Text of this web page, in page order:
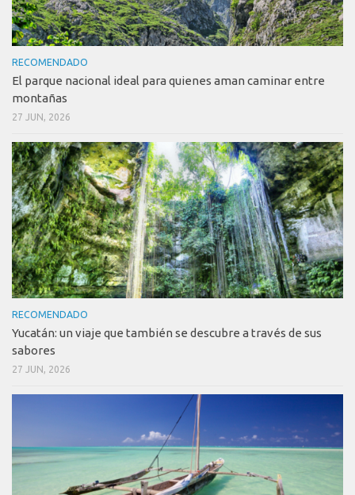
RECOMENDADO
El parque nacional ideal para quienes aman caminar entre
montañas
27 JUN, 2026
RECOMENDADO
Yucatán: un viaje que también se descubre a través de sus
sabores
27 JUN, 2026